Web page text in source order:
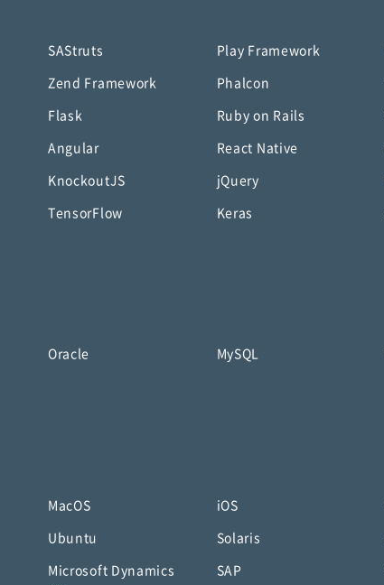
SAStruts Play Framework
Zend Framework Phalcon
Flask Ruby on Rails
Angular React Native
KnockoutJS jQuery
TensorFlow Keras
Oracle MySQL
MacOS iOS
Ubuntu Solaris
Microsoft Dynamics
SAP